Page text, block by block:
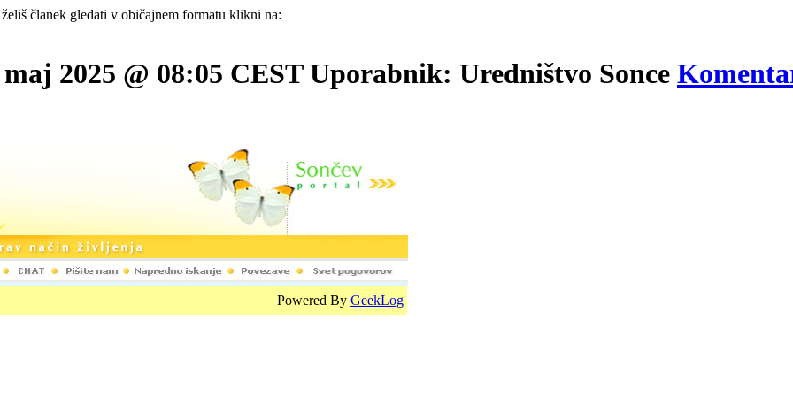
članek gledati v običajnem formatu klikni na:
2025 @ 08:05 CEST Uporabnik: Uredništvo Sonce
Powered By GeekLog